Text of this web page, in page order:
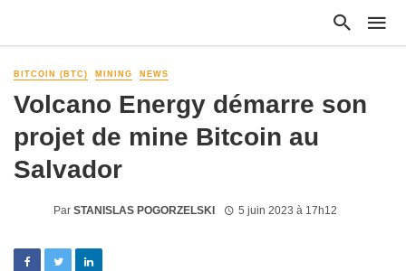
BITCOIN (BTC) MINING NEWS
Volcano Energy démarre son
projet de mine Bitcoin au
Salvador
Par STANISLAS POGORZELSKI 5 juin 2023 à 17h12